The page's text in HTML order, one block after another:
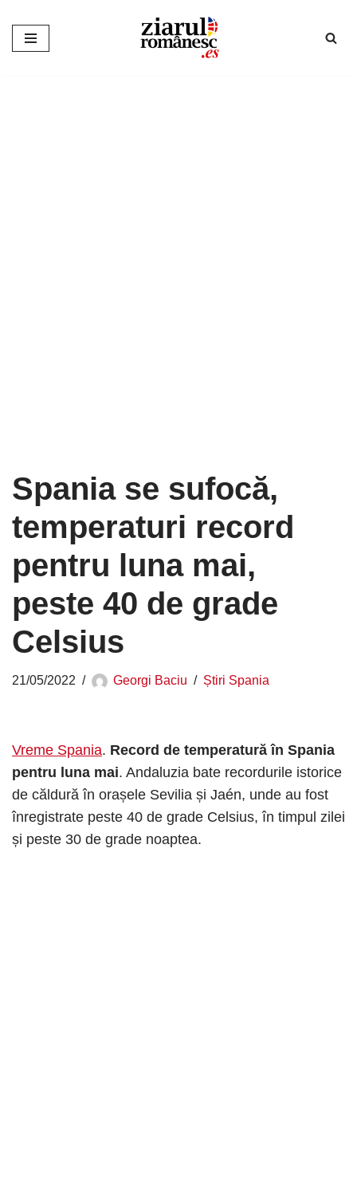
Sari
Spania se sufocă,
temperaturi record
pentru luna mai,
peste 40 de grade
Celsius
21/05/2022 Georgi Baciu Știri Spania
Vreme Spania. Record de temperatură în Spania
pentru luna mai. Andaluzia bate recordurile istorice
de căldură în orașele Sevilia și Jaén, unde au fost
înregistrate peste 40 de grade Celsius, în timpul zilei
și peste 30 de grade noaptea.